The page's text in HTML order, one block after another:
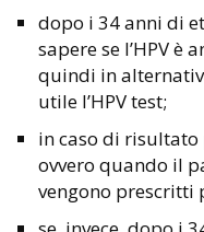
dopo i 34 anni di
sapere se l’HPV è
quindi in
utile l’HPV test;
in caso di
ovvero quando il
vengono prescritti